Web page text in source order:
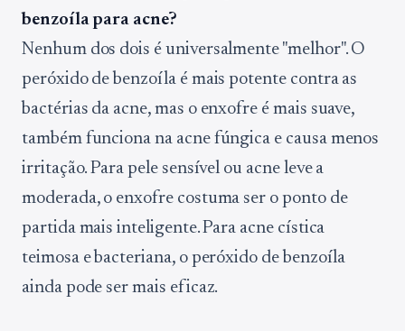
benzoíla para acne?
Nenhum dos dois é universalmente "melhor". O
peróxido de benzoíla é mais potente contra as
bactérias da acne, mas o enxofre é mais suave,
também funciona na acne fúngica e causa menos
irritação. Para pele sensível ou acne leve a
moderada, o enxofre costuma ser o ponto de
partida mais inteligente. Para acne cística
teimosa e bacteriana, o peróxido de benzoíla
ainda pode ser mais eficaz.